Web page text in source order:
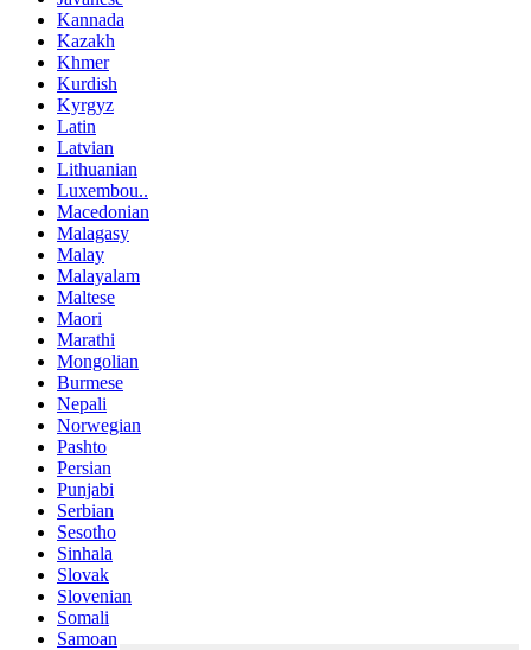
Kannada
Kazakh
Khmer
Kurdish
Kyrgyz
Latin
Latvian
Lithuanian
Luxembou..
Macedonian
Malagasy
Malay
Malayalam
Maltese
Maori
Marathi
Mongolian
Burmese
Nepali
Norwegian
Pashto
Persian
Punjabi
Serbian
Sesotho
Sinhala
Slovak
Slovenian
Somali
Samoan